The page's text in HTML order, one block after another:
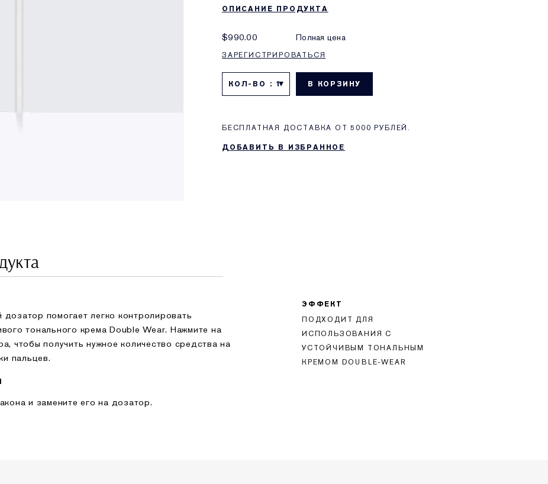
ОПИСАНИЕ ПРОДУКТА
$990.00 Полная цена
ЗАРЕГИСТРИРОВАТЬСЯ
КОЛ-ВО : 1 В КОРЗИНУ
БЕСПЛАТНАЯ ДОСТАВКА ОТ 5000 РУБЛЕЙ.
ДОБАВИТЬ В ИЗБРАННОЕ
помогает легко контролировать
тонального крема Double Wear. Нажмите на
чтобы получить нужное количество средства на
пальцев.
и замените его на дозатор.
ЭФФЕКТ
ПОДХОДИТ ДЛЯ
ИСПОЛЬЗОВАНИЯ С
УСТОЙЧИВЫМ ТОНАЛЬНЫМ
КРЕМОМ DOUBLE-WEAR